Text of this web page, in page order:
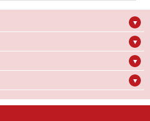
▼
▼
▼
▼